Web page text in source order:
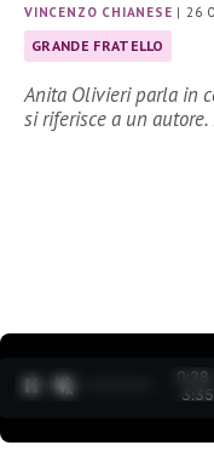
VINCENZO CHIANESE |26
GRANDE FRATELLO
Anita Olivieri parla in
si riferisce a un
0:29
3:35